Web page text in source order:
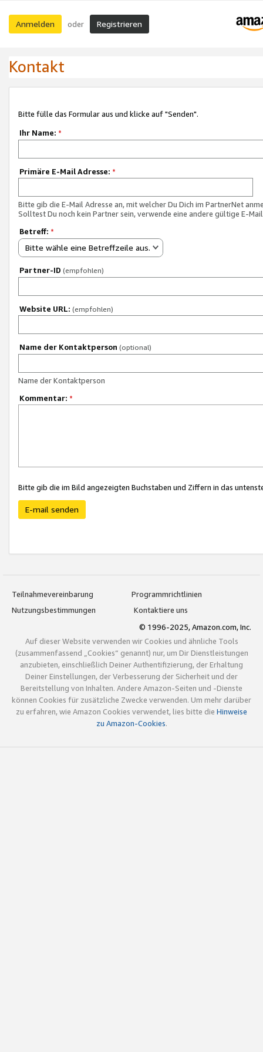
Anmelden oder Registrieren
Kontakt
Bitte fülle das Formular aus und klicke auf "Senden".
Ihr Name: *
Primäre E-Mail Adresse: *
Bitte gib die E-Mail Adresse an, mit welcher Du Dich im PartnerNet
Solltest Du noch kein Partner sein, verwende eine andere gültige E-
Betreff: *
Bitte wähle eine Betreffzeile aus.
Partner-ID (empfohlen)
Website URL: (empfohlen)
Name der Kontaktperson (optional)
Name der Kontaktperson
Kommentar: *
Bitte gib die im Bild angezeigten Buchstaben und Ziffern in das
E-mail senden
Teilnahmevereinbarung
Programmrichtlinien
Nutzungsbestimmungen
Kontaktiere uns
© 1996-2025, Amazon.com, Inc.
Auf dieser Website verwenden wir Cookies und ähnliche Tools
(zusammenfassend „Cookies“ genannt) nur, um Dir Dienstleistungen
anzubieten, einschließlich Deiner Authentifizierung, der Erhaltung
Deiner Einstellungen, der Verbesserung der Sicherheit und der
Bereitstellung von Inhalten. Andere Amazon-Seiten und -Dienste
können Cookies für zusätzliche Zwecke verwenden. Um mehr darüber
zu erfahren, wie Amazon Cookies verwendet, lies bitte die Hinweise
zu Amazon-Cookies.